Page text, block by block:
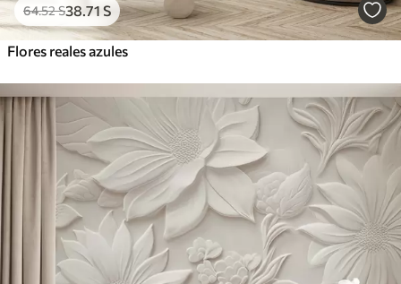
64.52S38 .71 S
Flores reales azules